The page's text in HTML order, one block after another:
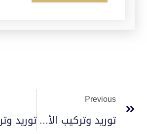
Previous
توريد وتركيب الأنظمة الأمنية 2023